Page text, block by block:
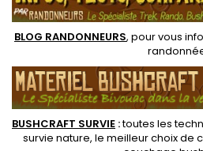
et abside protectrice pour...
BLOG RANDONNEURS, pour vous
BUSHCRAFT SURVIE :toutes les
survie nature, le meilleur choix de